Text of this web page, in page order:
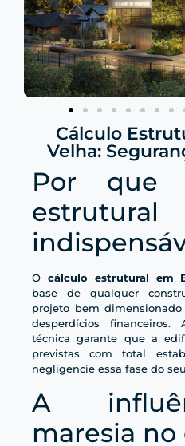
Cálculo
Velha:
Por que
O cálculo estrutural em
base de qualquer
projeto bem
desperdícios
técnica garante que a
previstas com total
negligencie essa fase do
A
maresia